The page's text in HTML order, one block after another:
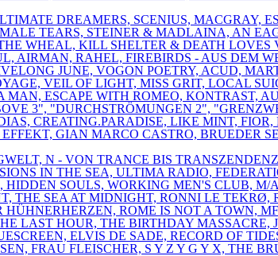
DREAMERS, SCENIUS, MACGRAY,
MALE TEARS, STEINER & MADLAINA, AN
WHEAL, KILL SHELTER & DEATH
AIRMAN, RAHEL, FIREBIRDS - AUS DEM
JUNE, VOGON POETRY, ACUD,
VEIL OF LIGHT, MISS GRIT, LOCAL
ESCAPE WITH ROMEO, KONTRAST,
3", "DURCHSTRÖMUNGEN 2",
CREATING.PARADISE, LIKE MINT,
GIAN MARCO CASTRO, BRUEDER
N - VON TRANCE BIS TRANSZENDENZ
IN THE SEA, ULTIMA RADIO,
SOULS, WORKING MEN'S CLUB,
THE SEA AT MIDNIGHT, RONNI LE
HÜHNERHERZEN, ROME IS NOT A TOWN,
LAST HOUR, THE BIRTHDAY
ELVIS DE SADE, RECORD OF
FRAU FLEISCHER, S Y Z Y G Y X, THE